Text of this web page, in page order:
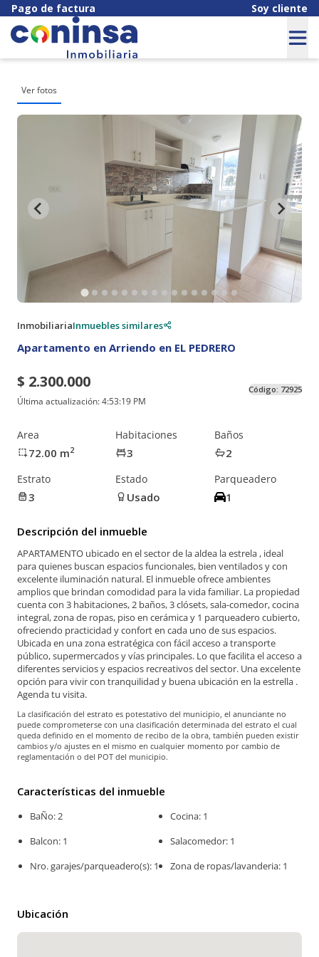
Pago de factura Soy cliente
Ver fotos
InmobiliariaInmuebles similares
Apartamento en Arriendo en EL PEDRERO
$ 2.300.000
Última actualización:4:53:19 PM
Código: 72925
Area
72.00 m2
Habitaciones
3
Baños
2
Estrato
3
Estado
Usado
Parqueadero
1
Descripción del inmueble
APARTAMENTO ubicado en el sector de la aldea la estrela , ideal
para quienes buscan espacios funcionales, bien ventilados y con
excelente iluminación natural. El inmueble ofrece ambientes
amplios que brindan comodidad para la vida familiar. La propiedad
cuenta con 3 habitaciones, 2 baños, 3 clósets, sala-comedor, cocina
integral, zona de ropas, piso en cerámica y 1 parqueadero cubierto,
ofreciendo practicidad y confort en cada uno de sus espacios.
Ubicada en una zona estratégica con fácil acceso a transporte
público, supermercados y vías principales. Lo que facilita el acceso a
diferentes servicios y espacios recreativos del sector. Una excelente
opción para vivir con tranquilidad y buena ubicación en la estrella .
Agenda tu visita.
La clasificación del estrato es potestativo del municipio, el anunciante no
puede comprometerse con una clasificación determinada del estrato el cual
queda definido en el momento de recibo de la obra, también pueden existir
cambios y/o ajustes en el mismo en cualquier momento por cambio de
reglamentación o del POT del municipio.
Características del inmueble
BaÑo: 2
Balcon: 1
Nro. garajes/parqueadero(s): 1
Cocina: 1
Salacomedor: 1
Zona de ropas/lavanderia: 1
Ubicación